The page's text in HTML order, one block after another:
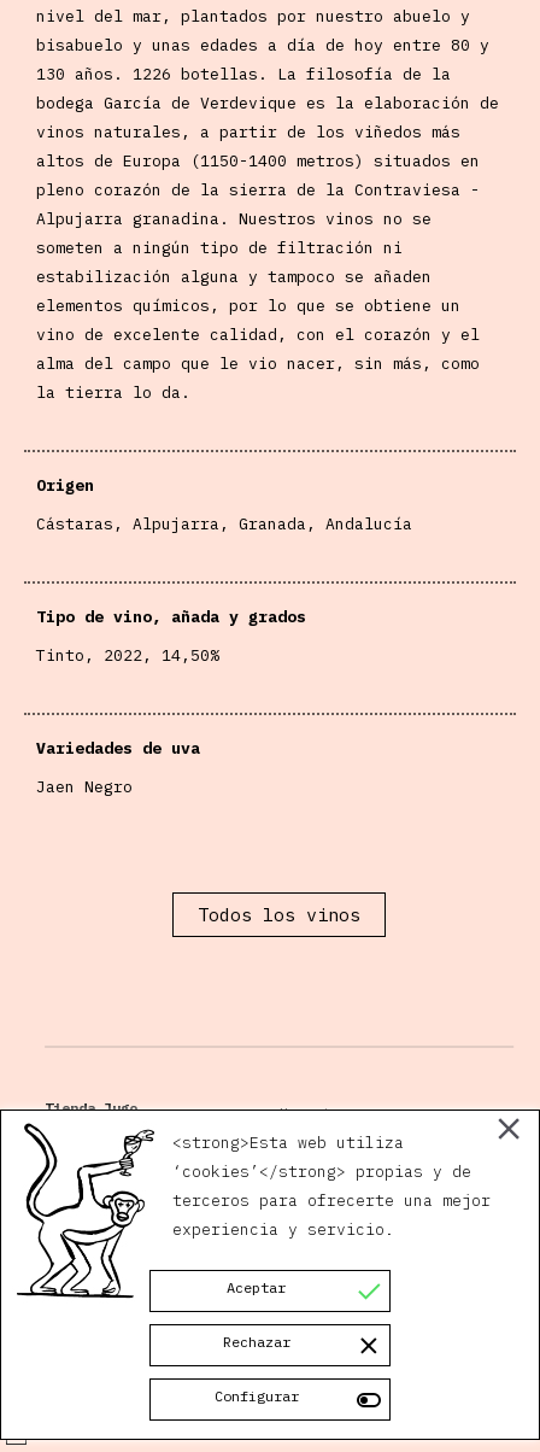
nivel del mar, plantados por nuestro abuelo y
bisabuelo y unas edades a día de hoy entre 80 y
130 años. 1226 botellas. La filosofía de la
bodega García de Verdevique es la elaboración de
vinos naturales, a partir de los viñedos más
altos de Europa (1150-1400 metros) situados en
pleno corazón de la sierra de la Contraviesa -
Alpujarra granadina. Nuestros vinos no se
someten a ningún tipo de filtración ni
estabilización alguna y tampoco se añaden
elementos químicos, por lo que se obtiene un
vino de excelente calidad, con el corazón y el
alma del campo que le vio nacer, sin más, como
la tierra lo da.
Origen
Cástaras, Alpujarra, Granada, Andalucía
Tipo de vino, añada y grados
Tinto, 2022, 14,50%
Variedades de uva
Jaen Negro
Todos los vinos
Tienda Jugo
Plaza San Andrés, 5
14002 Córdoba
Horario
Gaby:630 171 632
Javi:629 378 895
quiero@jugovivo.com
Facebook
<strong>Esta web utiliza
‘cookies’</strong> propias y de
terceros para ofrecerte una mejor
experiencia y servicio.
Aceptar
Rechazar
Configurar